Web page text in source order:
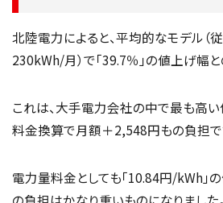
北陸電力によると、平均的なモデル（
230kWh/月）で「39.7％」の値上げ幅
これは、大手電力会社の中で最も高
料金換算で月額＋2,548円もの負担で
電力量料金としても「10.84円/kWh」